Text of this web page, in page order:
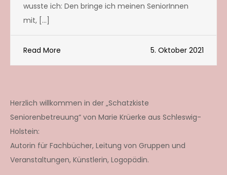
wusste ich: Den bringe ich meinen SeniorInnen
mit, […]
Read More 5. Oktober 2021
Herzlich willkommen in der „Schatzkiste
Seniorenbetreuung“ von Marie Krüerke aus Schleswig-
Holstein:
Autorin für Fachbücher, Leitung von Gruppen und
Veranstaltungen, Künstlerin, Logopädin.